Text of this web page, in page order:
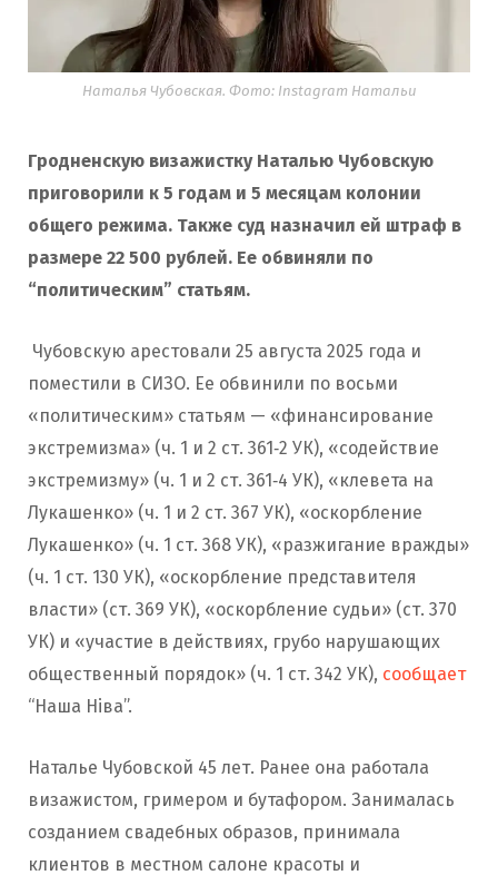
Наталья Чубовская. Фото: Instagram Натальи
Гродненскую визажистку Наталью Чубовскую
приговорили к 5 годам и 5 месяцам колонии
общего режима. Также суд назначил ей штраф в
размере 22 500 рублей. Ее обвиняли по
“политическим” статьям.
Чубовскую арестовали 25 августа 2025 года и
поместили в СИЗО. Ее обвинили по восьми
«политическим» статьям — «финансирование
экстремизма» (ч. 1 и 2 ст. 361‑2 УК), «содействие
экстремизму» (ч. 1 и 2 ст. 361‑4 УК), «клевета на
Лукашенко» (ч. 1 и 2 ст. 367 УК), «оскорбление
Лукашенко» (ч. 1 ст. 368 УК), «разжигание вражды»
(ч. 1 ст. 130 УК), «оскорбление представителя
власти» (ст. 369 УК), «оскорбление судьи» (ст. 370
УК) и «участие в действиях, грубо нарушающих
общественный порядок» (ч. 1 ст. 342 УК), сообщает
“Наша Ніва”.
Наталье Чубовской 45 лет. Ранее она работала
визажистом, гримером и бутафором. Занималась
созданием свадебных образов, принимала
клиентов в местном салоне красоты и